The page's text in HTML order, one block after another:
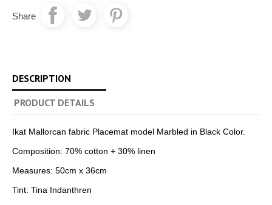
Share
DESCRIPTION
PRODUCT DETAILS
Ikat Mallorcan fabric Placemat model Marbled in Black Color.
Composition: 70% cotton + 30% linen
Measures: 50cm x 36cm
Tint: Tina Indanthren